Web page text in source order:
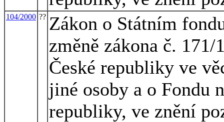
104/2000 ?? Zákon o Státním
změně zákona č.
České republiky ve
jiné osoby a o Fondu
republiky, ve znění